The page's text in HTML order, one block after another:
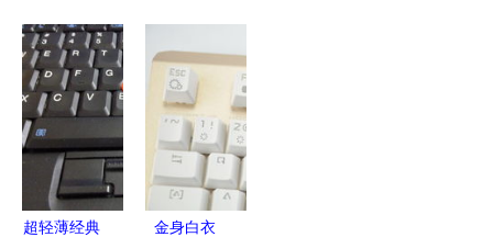
标价格曝
光，预计10
月上市
道 深圳网
帝如何成为
行业标杆
超轻薄经典
金身白衣